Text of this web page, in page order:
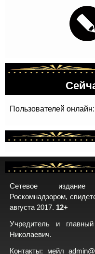
Пользователей
Сетевое издание
Роскомнадзором,
августа 2017. 12+
Учредитель и
Николаевич.
Контакты: мейл